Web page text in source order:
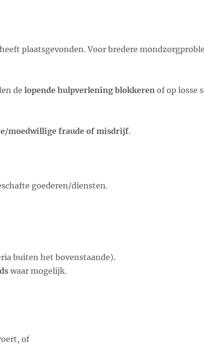
heeft plaatsgevonden. Voor bredere
de lopende hulpverlening blokkeren of op losse
moedwillige fraude of misdrijf.
goederen/diensten.
buiten het bovenstaande).
waar mogelijk.
of